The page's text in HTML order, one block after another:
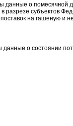
данные о
разрезе субъектов
на гашеную и
о состоянии